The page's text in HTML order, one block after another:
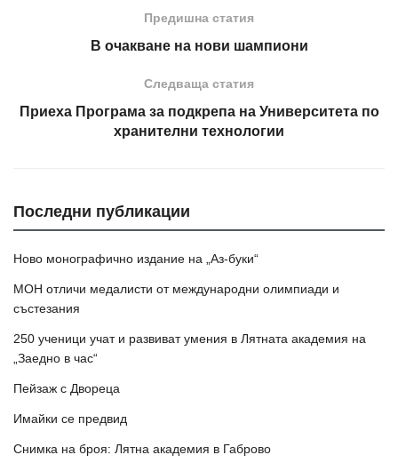
Предишна статия
В очакване на нови шампиони
Следваща статия
Приеха Програма за подкрепа на Университета по
хранителни технологии
Последни публикации
Ново монографично издание на „Аз-буки“
МОН отличи медалисти от международни олимпиади и
състезания
250 ученици учат и развиват умения в Лятната академия на
„Заедно в час“
Пейзаж с Двореца
Имайки се предвид
Снимка на броя: Лятна академия в Габрово